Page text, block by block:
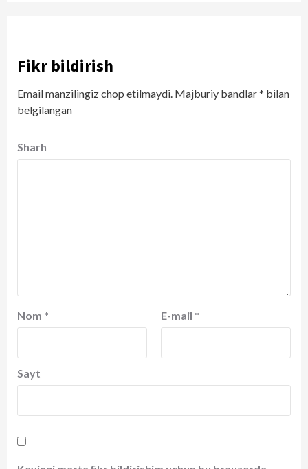
Fikr bildirish
Email manzilingiz chop etilmaydi. Majburiy bandlar* bilan
belgilangan
Sharh
Nom * E-mail *
Sayt